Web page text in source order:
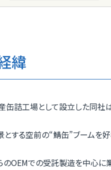
緯
詰工場として設立した同社は
する空前の“鯖缶”ブームを
のOEMでの受託製造を中心